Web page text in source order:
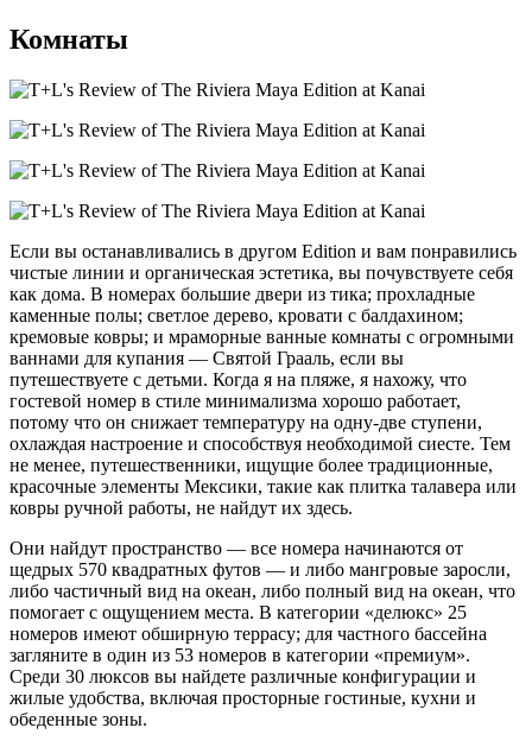
Комнаты
Если вы останавливались в другом Edition и вам понравились
чистые линии и органическая эстетика, вы почувствуете себя
как дома. В номерах большие двери из тика; прохладные
каменные полы; светлое дерево, кровати с балдахином;
кремовые ковры; и мраморные ванные комнаты с огромными
ваннами для купания — Святой Грааль, если вы
путешествуете с детьми. Когда я на пляже, я нахожу, что
гостевой номер в стиле минимализма хорошо работает,
потому что он снижает температуру на одну-две ступени,
охлаждая настроение и способствуя необходимой сиесте. Тем
не менее, путешественники, ищущие более традиционные,
красочные элементы Мексики, такие как плитка талавера или
ковры ручной работы, не найдут их здесь.
Они найдут пространство — все номера начинаются от
щедрых 570 квадратных футов — и либо мангровые заросли,
либо частичный вид на океан, либо полный вид на океан, что
помогает с ощущением места. В категории «делюкс» 25
номеров имеют обширную террасу; для частного бассейна
загляните в один из 53 номеров в категории «премиум».
Среди 30 люксов вы найдете различные конфигурации и
жилые удобства, включая просторные гостиные, кухни и
обеденные зоны.